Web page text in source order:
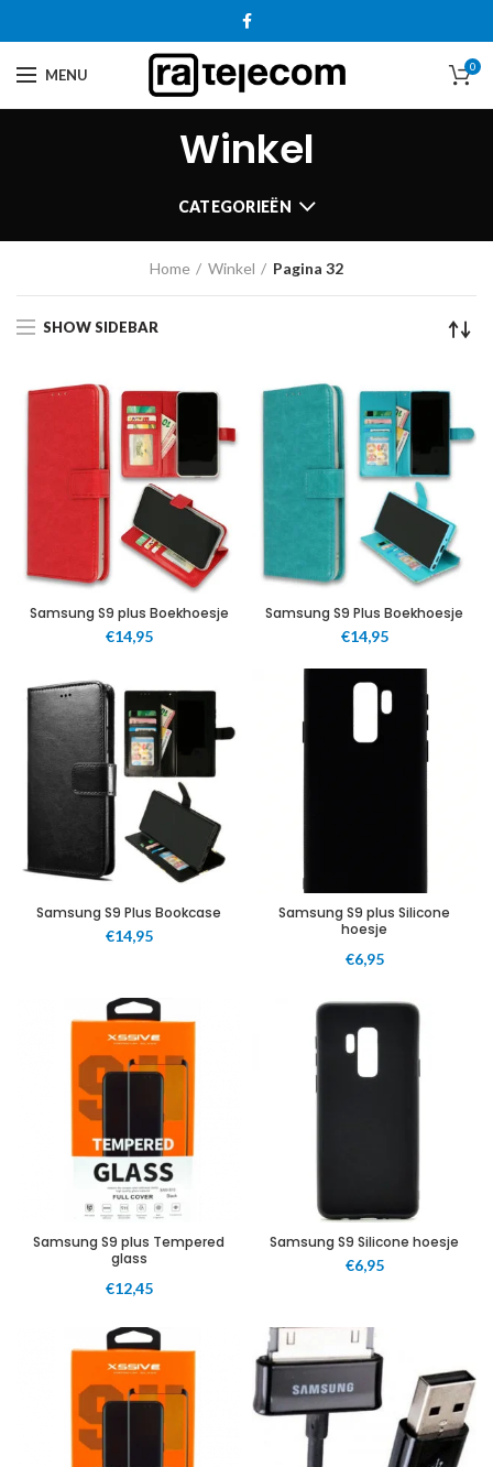
MENU 0
Winkel
CATEGORIEËN
Home Winkel Pagina 32
SHOW SIDEBAR
Samsung S9 plus Boekhoesje
€14,95
Samsung S9 Plus Boekhoesje
€14,95
Samsung S9 Plus Bookcase
€14,95
Samsung S9 plus Silicone
hoesje
€6,95
Samsung S9 plus Tempered
glass
€12,45
Samsung S9 Silicone hoesje
€6,95